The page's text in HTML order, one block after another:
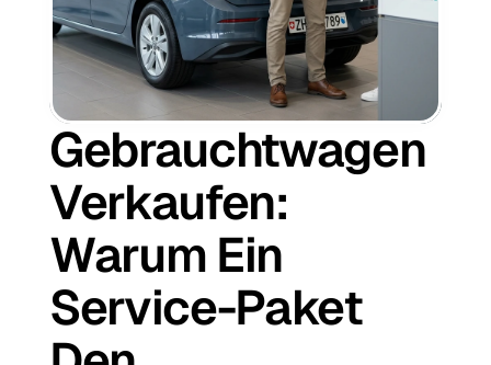
Gebrauchtwagen
Verkaufen:
Warum Ein
Service-Paket